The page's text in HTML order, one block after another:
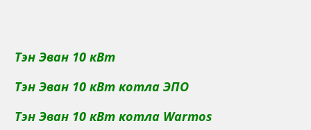
Тэн Эван 10 кВт
Тэн Эван 10 кВт котла ЭПО
Тэн Эван 10 кВт котла Warmos